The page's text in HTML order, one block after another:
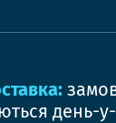
день-